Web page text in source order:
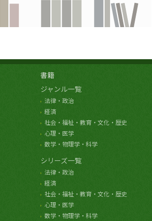
書籍
ジャンル一覧
法律・政治
経済
社会・福祉・教育・文化・歴史
心理・医学
数学・物理学・科学
シリーズ一覧
法律・政治
経済
社会・福祉・教育・文化・歴史
心理・医学
数学・物理学・科学